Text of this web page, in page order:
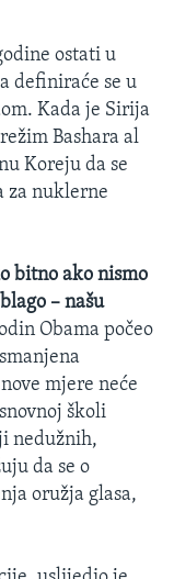
ostati u
definiraće se u
Kada je Sirija
Bashara al
Koreju da se
za nuklerne
bitno ako nismo
– našu
Obama počeo
mjere neće
školi
nedužnih,
da se o
oružja glasa,